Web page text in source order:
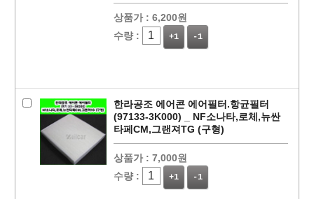
상품가 : 6,200원
수량 :
+1 -1
한라공조 에어콘 에어필터.항균필터
(97133-3K000) _ NF소나타,로체,뉴싼
타페CM,그랜져TG (구형)
상품가 : 7,000원
수량 :
+1 -1